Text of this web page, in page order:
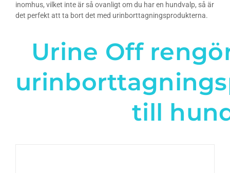
Urine Off
till
inomhus, vilket inte är så ovanligt om du har en hundvalp, så är
det perfekt att ta bort det med urinborttagningsprodukterna.